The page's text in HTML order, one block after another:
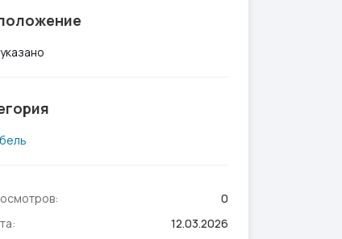
0
12.03.2026